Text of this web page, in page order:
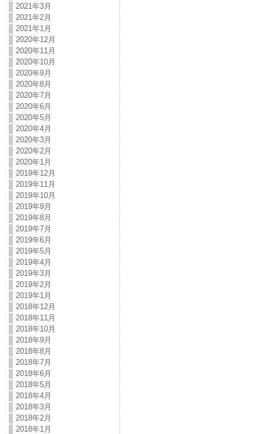
2021年3月
2021年2月
2021年1月
2020年12月
2020年11月
2020年10月
2020年9月
2020年8月
2020年7月
2020年6月
2020年5月
2020年4月
2020年3月
2020年2月
2020年1月
2019年12月
2019年11月
2019年10月
2019年9月
2019年8月
2019年7月
2019年6月
2019年5月
2019年4月
2019年3月
2019年2月
2019年1月
2018年12月
2018年11月
2018年10月
2018年9月
2018年8月
2018年7月
2018年6月
2018年5月
2018年4月
2018年3月
2018年2月
2018年1月